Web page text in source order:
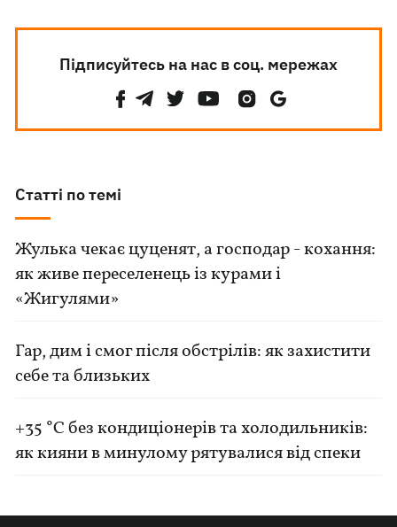
Підписуйтесь на нас в соц. мережах
Статті по темі
Жулька чекає цуценят, а господар - кохання:
як живе переселенець із курами і
«Жигулями»
Гар, дим і смог після обстрілів: як захистити
себе та близьких
+35 °C без кондиціонерів та холодильників:
як кияни в минулому рятувалися від спеки